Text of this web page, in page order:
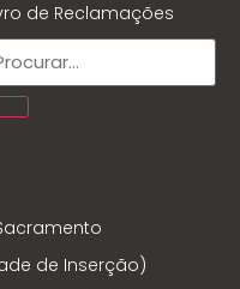
de Reclamações
de Inserção)